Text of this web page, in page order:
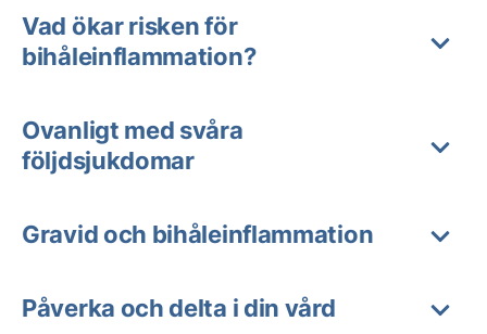
Vad ökar risken för
bihåleinflammation?
Ovanligt med svåra
följdsjukdomar
Gravid och bihåleinflammation
Påverka och delta i din vård